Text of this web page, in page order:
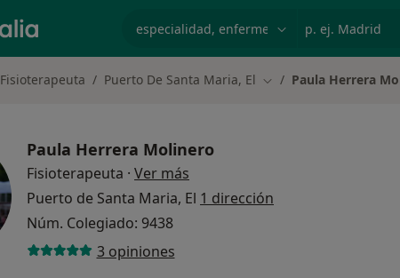
Fisioterapeuta Puerto De Santa Maria, El Cambiar de ciudad
Paula Herrera
Paula Herrera Molinero
Fisioterapeuta · Ver más
Puerto de Santa Maria, El 1 dirección
Núm. Colegiado: 9438
3 opiniones